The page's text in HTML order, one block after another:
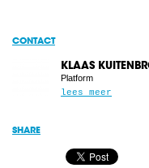
CONTACT
KLAAS
Platform
lees meer
SHARE